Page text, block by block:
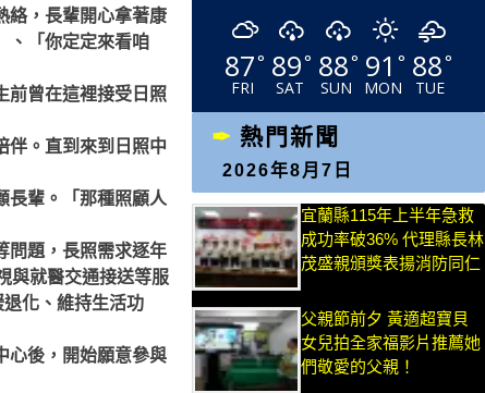
絡，長輩開心拿著康
、「你定定來看咱
前曾在這裡接受日照
伴。直到來到日照中
長輩。「那種照顧人
問題，長照需求逐年
與就醫交通接送等服
化、維持生活功
心後，開始願意參與
87°
FRI
89°
SAT
88°
SUN
91 °
MON
88°
TUE
熱門新聞
2026年8月7日
宜蘭縣115年上半年急救
成功率破36% 代理縣長林
茂盛親頒獎表揚消防同仁
父親節前夕 黃適超寶貝
女兒拍全家福影片推薦她
們敬愛的父親！